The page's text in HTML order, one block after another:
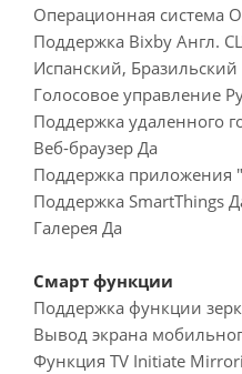
Операционная система
Поддержка Bixby Англ.
Испанский,
Голосовое управление
Поддержка удаленного
Веб-браузер Да
Поддержка приложения
Поддержка SmartThings
Галерея Да
Смарт функции
Поддержка функции
Вывод экрана
Функция TV Initiate